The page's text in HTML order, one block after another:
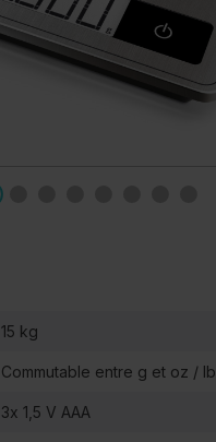
15 kg
Commutable entre g et oz / lb
3x 1,5 V AAA